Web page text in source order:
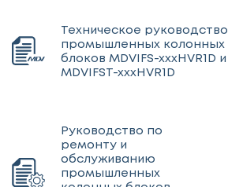
Техническое руководство
промышленных колонных
блоков MDVIFS-xxxHVR1D и
MDVIFST-xxxHVR1D
Руководство по
ремонту и
обслуживанию
промышленных